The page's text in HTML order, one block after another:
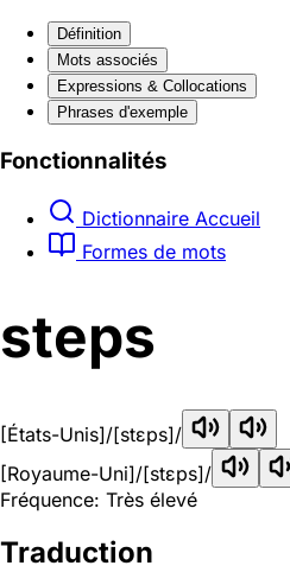
Définition
Mots associés
Expressions & Collocations
Phrases d'exemple
Fonctionnalités
Dictionnaire Accueil
Formes de mots
steps
[États-Unis]/[stɛps]/
[Royaume-Uni]/[stɛps]/
Fréquence: Très élevé
Traduction